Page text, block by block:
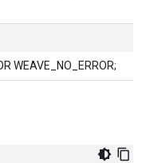
WEAVE_NO_ERROR;